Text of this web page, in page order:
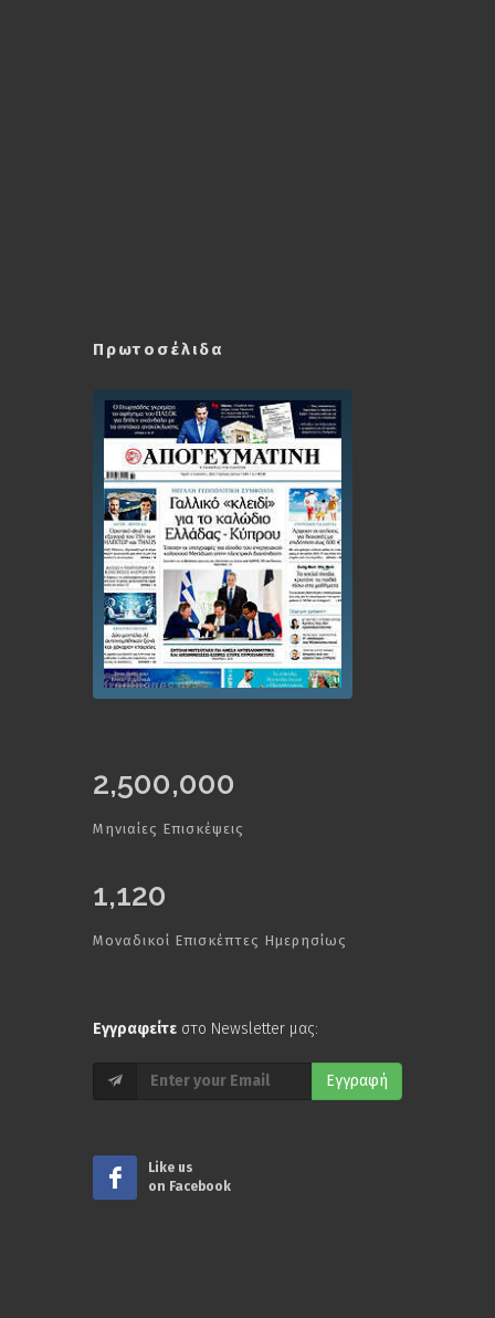
Πρωτοσέλιδα
2,500,000
Μηνιαίες Επισκέψεις
1,120
Μοναδικοί Επισκέπτες Ημερησίως
Εγγραφείτε στο Newsletter μας:
Εγγραφή
Like us
on Facebook